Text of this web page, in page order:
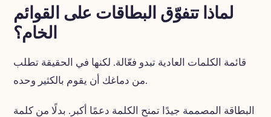
لماذا تتفوّق البطاقات على القوائم
الخام؟
قائمة الكلمات العادية تبدو فعّالة. لكنها في الحقيقة تطلب
من دماغك أن يقوم بالكثير وحده.
البطاقة المصممة جيدًا تمنح الكلمة دعمًا أكبر. بدلًا من كلمة